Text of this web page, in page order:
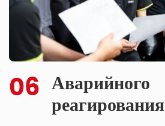
06 Аварийного
реагирования